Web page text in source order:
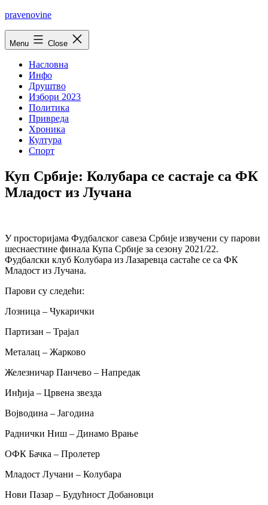
Skip
pravenovine
Menu Close
Насловна
Инфо
Друштво
Избори 2023
Политика
Привреда
Хроника
Култура
Спорт
Куп Србије: Колубара се састаје са ФК
Младост из Лучана
У просторијама Фудбалског савеза Србије извучени су парови
шеснаестине финала Купа Србије за сезону 2021/22.
Фудбалски клуб Колубара из Лазаревца састаће се са ФК
Младост из Лучана.
Парови су следећи:
Лозница – Чукарички
Партизан – Трајал
Металац – Жарково
Железничар Панчево – Напредак
Инђија – Црвена звезда
Војводина – Јагодина
Раднички Ниш – Динамо Врање
ОФК Бачка – Пролетер
Младост Лучани – Колубара
Нови Пазар – Будућност Добановци